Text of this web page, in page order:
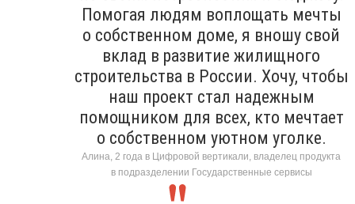
Помогая людям воплощать мечты
о собственном доме, я вношу свой
вклад в развитие жилищного
строительства в России. Хочу, чтобы
наш проект стал надежным
помощником для всех, кто мечтает
о собственном уютном уголке.
Алина, 2 года в Цифровой вертикали, владелец продукта
в подразделении Государственные сервисы